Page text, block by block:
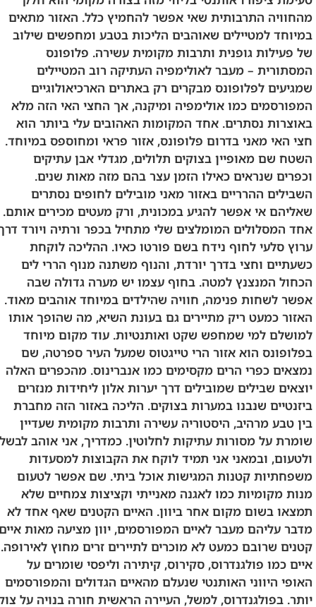
מהחוויה התרבותית שאי אפשר להחמיץ כלל. האזור מתאים
במיוחד למטיילים שאוהבים הליכות בטבע ומחפשים שילוב
של פעילות גופנית ותרבות מקומית עשירה. פלופונס
המסתורית – מעבר לאולימפיה העתיקה רוב המטיילים
שמגיעים לפלופונס מבקרים רק באתרים הארכיאולוגיים
המפורסמים כמו אולימפיה ומיקנה, אך החצי האי הזה מלא
באוצרות נסתרים. אחד המקומות האהובים עלי ביותר הוא
חצי האי מאני בדרום פלופונס, אזור פראי ומחוספס במיוחד.
השטח שם מאופיין בצוקים תלולים, מגדלי אבן עתיקים
וכפרים שנראים כאילו הזמן עצר בהם מזה מאות שנים.
השבילים ההרריים באזור מאני מובילים לחופים נסתרים
שאליהם אי אפשר להגיע במכונית, ורק מעטים מכירים אותם.
אחד המסלולים המומלצים שלי מתחיל בכפר ורתיה ויורד דרך
ערוץ סלעי לחוף נידח בשם פורטו כאיו. ההליכה לוקחת
כשעתיים וחצי בדרך יורדת, והנוף משתנה מנוף הררי לים
הכחול המנצנץ למטה. בחוף עצמו יש מערה גדולה שבה
אפשר לשחות פנימה, חוויה שהילדים במיוחד אוהבים מאוד.
האזור כמעט ריק מתיירים גם בעונת השיא, מה שהופך אותו
למושלם למי שמחפש שקט ואותנטיות. עוד מקום מיוחד
בפלופונס הוא אזור הרי טייגטוס שמעל העיר ספרטה, שם
נמצאים כפרי הרים מקסימים כמו אנברינוס. מהכפרים האלה
יוצאים שבילים שמובילים דרך יערות אלון ליחידות מנזרים
ביזנטיים שנבנו במערות בצוקים. הליכה באזור הזה מחברת
בין טבע מרהיב, היסטוריה עשירה ותרבות מקומית שעדיין
שומרת על מסורות עתיקות לחלוטין. כמדריך, אני אוהב לבשל
ולטעום, ובמאני אני תמיד לוקח את הקבוצות למסעדות
משפחתיות קטנות המגישות אוכל ביתי. שם אפשר לטעום
מנות מקומיות כמו לאגנה מאנייתי וקציצות צמחיים שלא
תמצאו בשום מקום אחר ביוון. האיים הקטנים שאף אחד לא
מדבר עליהם מעבר לאיים המפורסמים, יוון מציעה מאות איים
קטנים שרובם כמעט לא מוכרים לתיירים זרים מחוץ לאירופה.
איים כמו פולגנדרוס, סקירוס, קיתירה וליפסי שומרים על
האופי היווני האותנטי שנעלם מהאיים הגדולים והמפורסמים
יותר. בפולגנדרוס, למשל, העיירה הראשית חורה בנויה על צוק